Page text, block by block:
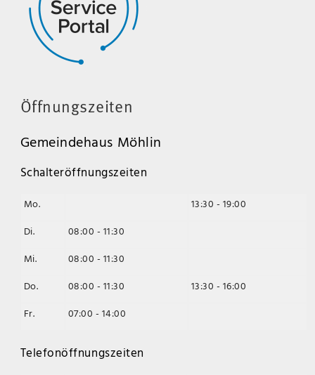
Öffnungszeiten
Gemeindehaus Möhlin
Schalteröffnungszeiten
Mo.
13:30 - 19:00
Di.
08:00 - 11:30
Mi.
08:00 - 11:30
Do.
08:00 - 11:30
13:30 - 16:00
Fr.
07:00 - 14:00
Telefonöffnungszeiten